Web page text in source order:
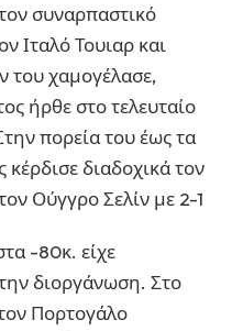
συναρπαστικό
Ιταλό Τουιαρ και
του χαμογέλασε,
ήρθε στο τελευταίο
πορεία του έως τα
διαδοχικά τον
Ούγγρο Σελίν με 2-1
-80κ. είχε
διοργάνωση. Στο
Πορτογάλο